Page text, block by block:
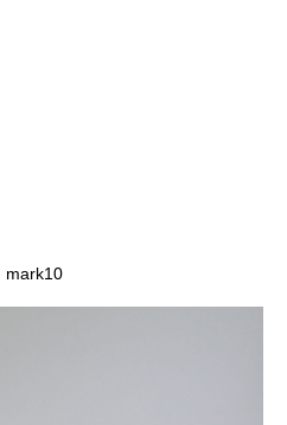
mark10